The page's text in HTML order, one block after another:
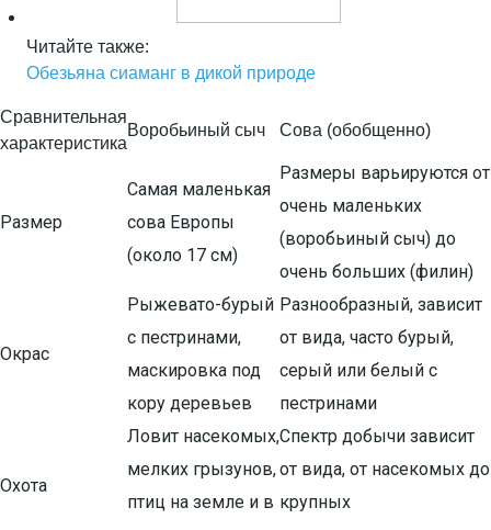
Читайте также:
Обезьяна сиаманг в дикой природе
Сравнительная
характеристика
Воробьиный сыч Сова (обобщенно)
Размер
Самая маленькая
сова Европы
(около 17 см)
Размеры варьируются от
очень маленьких
(воробьиный сыч) до
очень больших (филин)
Окрас
Рыжевато-бурый
с пестринами,
маскировка под
кору деревьев
Разнообразный, зависит
от вида, часто бурый,
серый или белый с
пестринами
Охота
Ловит насекомых,
мелких грызунов,
птиц на земле и в
Спектр добычи зависит
от вида, от насекомых до
крупных